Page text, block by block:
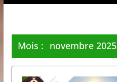
Mois : novembre 2025